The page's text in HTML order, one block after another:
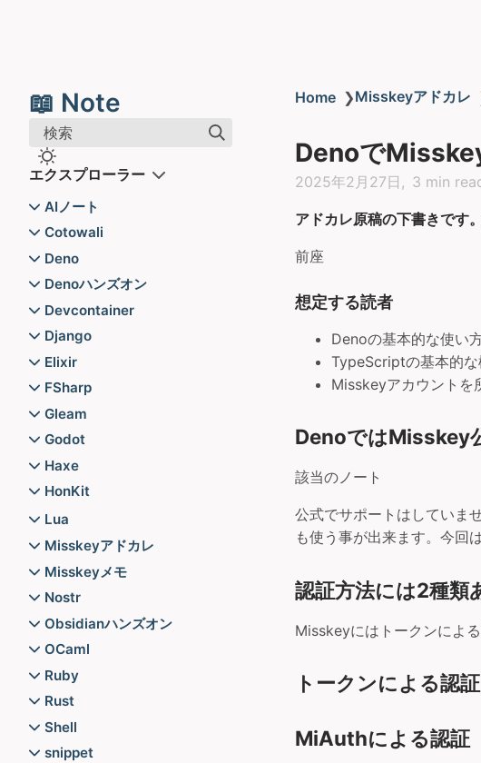
📖 Note
検索
エクスプローラー
AIノート
So-vits-svc&RVC
README
So-vits-svc
Stable Diffusion
AIノート
PaperSpaceでLoRAを使っ
プロンプトメモ
もみじちゃんイラスト生成計
画【Part1】
もみじちゃんイラスト生成計
画【Part2】
README
Cotowali
Cotowali
Deno
deno_tui使い方メモ
Packages
README
Denoハンズオン
Denoの環境構築
Denoハンズオン
Denoハンズオン例題
Devcontainer
README
コンテナの構築
Django
README
プロジェクトとApps
Elixir
programs
README
Broadway
ElixirのPlugでGleamを使う
Elixir始めたらとりあえず読んど
GenStage
Mix事始め
Phoenix
README
tips
ビヘイビア
FSharp
README
Gleam
Actor
elliメモ
Gleam OTP
LustreとGleezでイケてるフロ
ントエンドを作る
nakaiメモ
Process
README
Supervisor
Tips
Wisp
逆引きGleam
Godot
README
ハウトゥーGodot征服
Haxe
Haxeのビルドまとめ
README
HonKit
README
Lua
Fennel
README
Teal
Misskeyアドカレ
DenoでMisskeyAPIを操る
Misskeyメモ
README
ディレクトリ構成
認証
Nostr
NIP-01
README
Obsidianハンズオン
Obsidianを使ってみよう
OCaml
OCamlでCLIツールを作りたい
README
Ruby
README
RubyでNeovimプラグインを書
く
Rust
Travis CIを使ってRustでバイナ
リ配布したい
Shell
Shrsを使ってみた
snippet
Home ❯Misskeyアドカレ
Denoで
2025年2月27日 3 min
アドカレ原稿の下書きです
前座
想定する読者
Denoの基本的な使い
TypeScriptの基本的な
Misskeyアカウントを
DenoではMisskey
該当のノート
公式でサポートはしていま
も使う事が出来ます。今回
認証方法には2種類
Misskeyにはトークンによ
トークンによる認証
MiAuthによる認証